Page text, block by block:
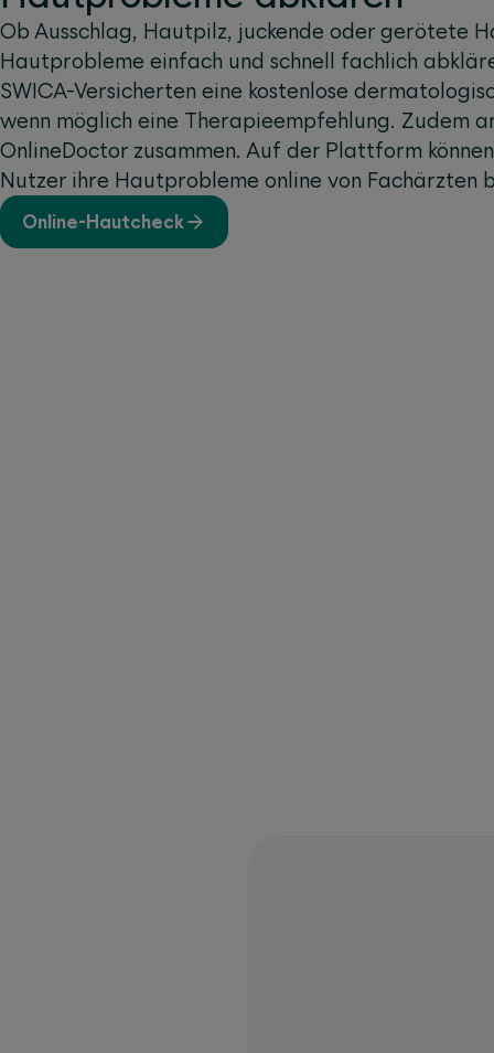
Ob Ausschlag, Hautpilz, juckende oder gerötete
Hautprobleme einfach und schnell fachlich
SWICA-Versicherten eine kostenlose
wenn möglich eine Therapieempfehlung. Zudem
OnlineDoctor zusammen. Auf der Plattform
Nutzer ihre Hautprobleme online von Fachärzten
Online-Hautcheck